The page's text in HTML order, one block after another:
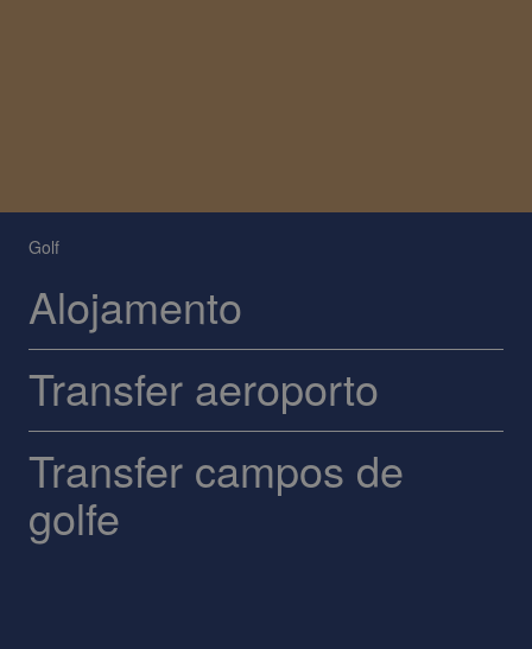
Golf
Alojamento
Transfer aeroporto
Transfer campos de
golfe